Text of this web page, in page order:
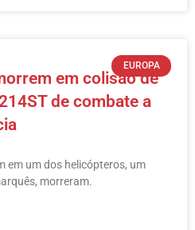
EUROPA
em colisão de
de combate a
em um dos helicópteros, um
morreram.